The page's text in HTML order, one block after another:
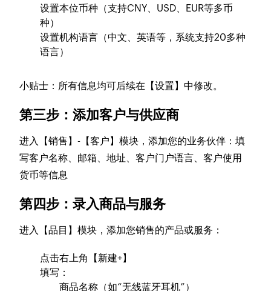
设置本位币种（支持CNY、USD、EUR等多币
种）
设置机构语言（中文、英语等，系统支持20多种
语言）
小贴士：所有信息均可后续在【设置】中修改。
第三步：添加客户与供应商
进入【销售】-【客户】模块，添加您的业务伙伴：填
写客户名称、邮箱、地址、客户门户语言、客户使用
货币等信息
第四步：录入商品与服务
进入【品目】模块，添加您销售的产品或服务：
点击右上角【新建+】
填写：
商品名称（如“无线蓝牙耳机”）